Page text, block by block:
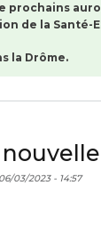
prochains
de la Santé-
la Drôme.
03/2023 - 14:57